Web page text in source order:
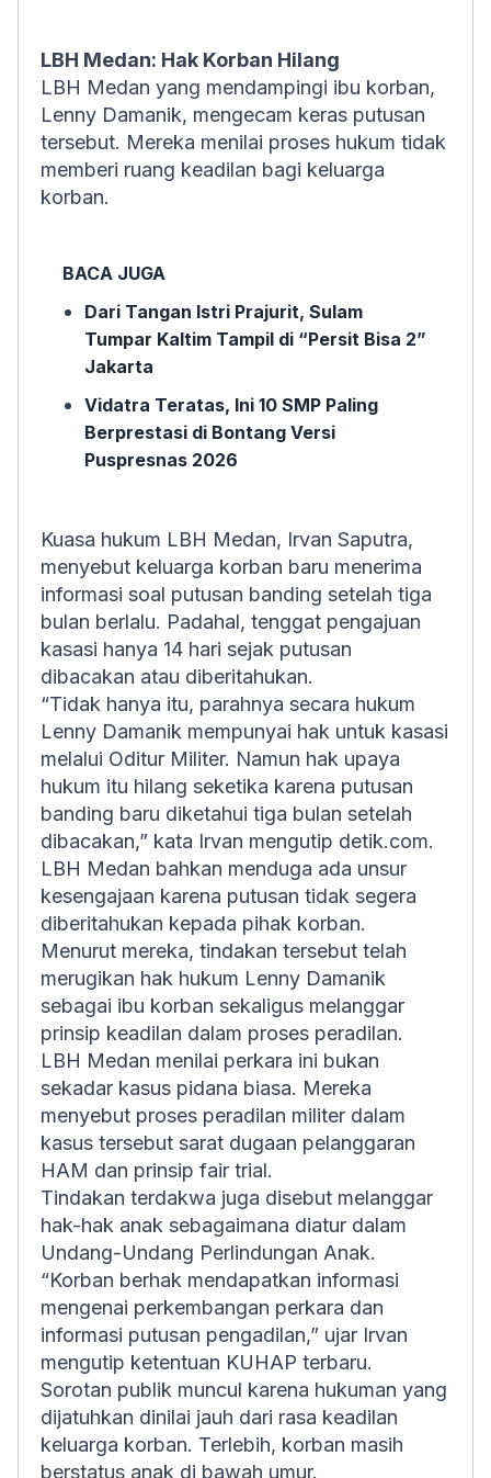
LBH Medan: Hak Korban Hilang
LBH Medan yang mendampingi ibu korban,
Lenny Damanik, mengecam keras putusan
tersebut. Mereka menilai proses hukum tidak
memberi ruang keadilan bagi keluarga
korban.
BACA JUGA
Dari Tangan Istri Prajurit, Sulam
Tumpar Kaltim Tampil di “Persit Bisa 2”
Jakarta
Vidatra Teratas, Ini 10 SMP Paling
Berprestasi di Bontang Versi
Puspresnas 2026
Kuasa hukum LBH Medan, Irvan Saputra,
menyebut keluarga korban baru menerima
informasi soal putusan banding setelah tiga
bulan berlalu. Padahal, tenggat pengajuan
kasasi hanya 14 hari sejak putusan
dibacakan atau diberitahukan.
“Tidak hanya itu, parahnya secara hukum
Lenny Damanik mempunyai hak untuk kasasi
melalui Oditur Militer. Namun hak upaya
hukum itu hilang seketika karena putusan
banding baru diketahui tiga bulan setelah
dibacakan,” kata Irvan mengutip detik.com.
LBH Medan bahkan menduga ada unsur
kesengajaan karena putusan tidak segera
diberitahukan kepada pihak korban.
Menurut mereka, tindakan tersebut telah
merugikan hak hukum Lenny Damanik
sebagai ibu korban sekaligus melanggar
prinsip keadilan dalam proses peradilan.
LBH Medan menilai perkara ini bukan
sekadar kasus pidana biasa. Mereka
menyebut proses peradilan militer dalam
kasus tersebut sarat dugaan pelanggaran
HAM dan prinsip fair trial.
Tindakan terdakwa juga disebut melanggar
hak-hak anak sebagaimana diatur dalam
Undang-Undang Perlindungan Anak.
“Korban berhak mendapatkan informasi
mengenai perkembangan perkara dan
informasi putusan pengadilan,” ujar Irvan
mengutip ketentuan KUHAP terbaru.
Sorotan publik muncul karena hukuman yang
dijatuhkan dinilai jauh dari rasa keadilan
keluarga korban. Terlebih, korban masih
berstatus anak di bawah umur.